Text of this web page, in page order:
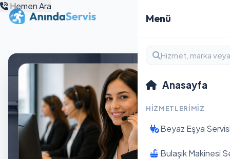
Menü
Anasayfa
HIZMETLERIMIZ
Beyaz Eşya
Bulaşık Makinesi
Hemen Ara